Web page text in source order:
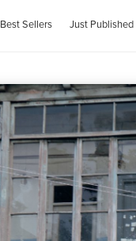
Best Sellers Just Published